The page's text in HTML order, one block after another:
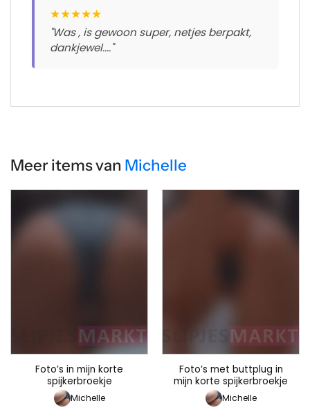
★★★★★
"Was , is gewoon super, netjes berpakt,
dankjewel...."
Meer items van Michelle
Foto’s in mijn korte
spijkerbroekje
Michelle
Foto’s met buttplug in
mijn korte spijkerbroekje
Michelle